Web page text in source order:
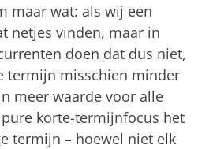
maar wat: als wij een
netjes vinden, maar in
doen dat dus niet,
termijn misschien minder
meer waarde voor alle
korte-termijnfocus het
termijn – hoewel niet elk